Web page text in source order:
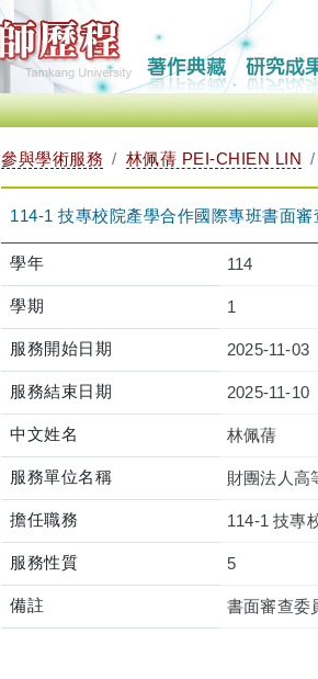
參與學術服務 林佩蒨 PEI-CHIEN LIN
114-1 技專校院產學合作國際專班書面審
學年 114
學期 1
服務開始日期 2025-11-03
服務結束日期 2025-11-10
中文姓名 林佩蒨
服務單位名稱 財團法人高
擔任職務 114-1 技專
服務性質 5
備註 書面審查委